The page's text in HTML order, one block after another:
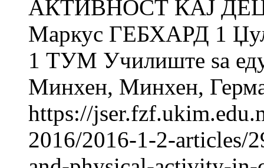
АКТИВНОСТ КАЈ
Маркус ГЕБХАРД 1
1 ТУМ Училиште ѕа
Минхен, Минхен,
https://
2016/2016-1-2-articles/